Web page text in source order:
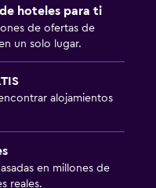
hoteles para ti
de ofertas de
un solo lugar.
alojamientos
en millones de
reales.